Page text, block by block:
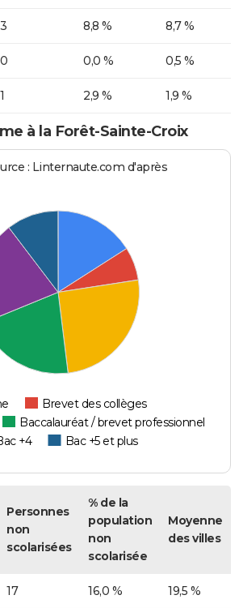
3 8,8 % 8,7 %
0 0,0 % 0,5 %
1 2,9 % 1,9 %
à la Forêt-Sainte-Croix
: Linternaute.com d'après
Brevet des collèges
Baccalauréat / brevet professionnel
+4
Bac +5 et plus
Personnes
non
scolarisées
% de la
population
non
scolarisée
Moyenne
des villes
17 16,0 % 19,5 %